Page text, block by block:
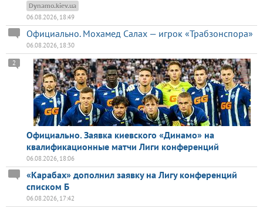
Dynamo.kiev.ua
06.08.2026, 18:49
Официально. Мохамед Салах — игрок «Трабзонспора»
06.08.2026, 18:30
Официально. Заявка киевского «Динамо» на
квалификационные матчи Лиги конференций
2
06.08.2026, 18:06
«Карабах» дополнил заявку на Лигу конференций
списком Б
06.08.2026, 17:42